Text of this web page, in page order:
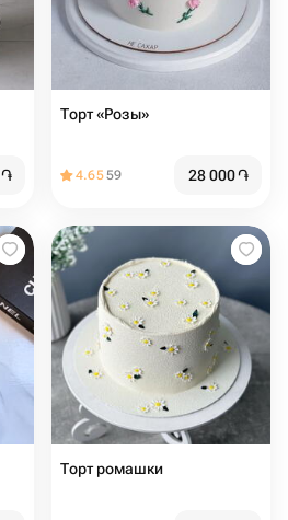
֏
Торт «Розы»
4.6559 28 000֏
Торт ромашки